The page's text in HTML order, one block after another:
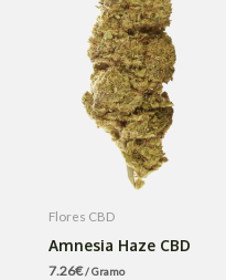
Flores CBD
Amnesia Haze CBD
7.26€/ Gramo